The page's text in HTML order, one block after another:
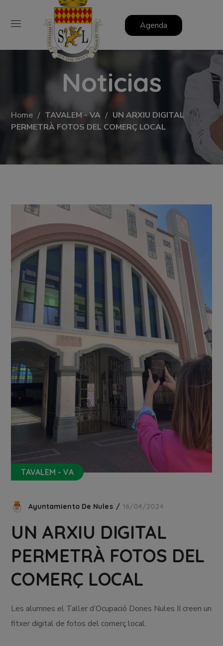
Agenda
Noticias
Home TAVALEM - VA
UN ARXIU DIGITAL
PERMETRÀ FOTOS DEL COMERÇ LOCAL
TAVALEM - VA
Ayuntamiento De Nules 16/04/2024
UN ARXIU DIGITAL
PERMETRÀ FOTOS DEL
COMERÇ LOCAL
Les alumnes el Taller d’Ocupació Dones Nules II creen un
fitxer digital de fotos del comerç local.